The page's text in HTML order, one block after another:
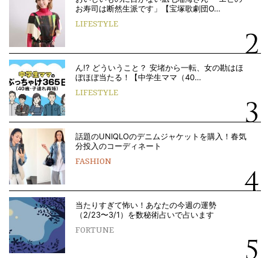
お寿司は断然生派です」【宝塚歌劇団O…
LIFESTYLE
ん!? どういうこと？ 安堵から一転、女の勘はほ
ぼほぼ当たる！【中学生ママ（40…
LIFESTYLE
話題のUNIQLOのデニムジャケットを購入！春気
分投入のコーディネート
FASHION
当たりすぎて怖い！あなたの今週の運勢
（2/23〜3/1）を数秘術占いで占います
FORTUNE